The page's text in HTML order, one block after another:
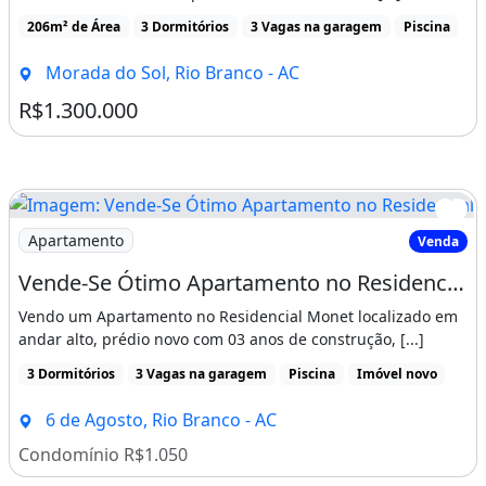
Churrasqueira
Quarto De Empregada
Piscina
Salão De Festas
Porteiro 24H
Imóvel mobiliado Churrasqueira
Piscina
Varanda
Área de serviço
Compartilhar
Imóveis próximos
Imagem: Monet Residence - Excelente Apartamento
Apartamento Venda
Monet Residence - Excelente Apartamento 200 M²
Excelente Apartamento no Condomínio Monet Residence, 206
m², 3 suítes, lavabo, ampla sala em 3 ambientes, [...]
206m² de Área 3 Dormitórios 3 Vagas na garagem Piscina
Morada do Sol, Rio Branco - AC
R$1.300.000